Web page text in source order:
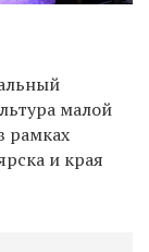
малой
рамках
и края